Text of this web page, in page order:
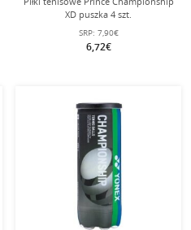
XD puszka 4 szt.
SRP: 7,90€
6,72€